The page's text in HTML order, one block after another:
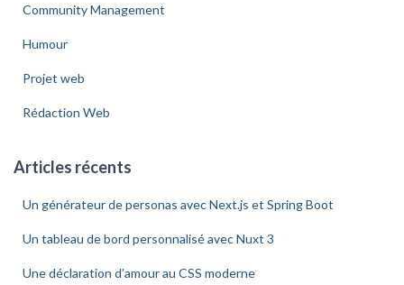
Community Management
Humour
Projet web
Rédaction Web
Articles récents
Un générateur de personas avec Next.js et Spring Boot
Un tableau de bord personnalisé avec Nuxt 3
Une déclaration d’amour au CSS moderne